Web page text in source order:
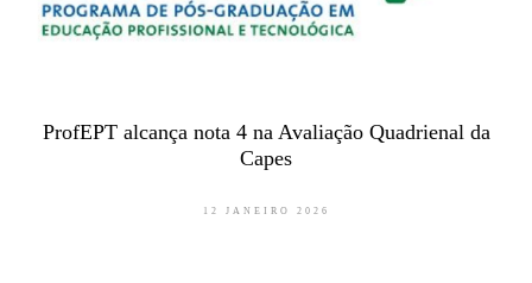
ProfEPT alcança nota 4 na Avaliação Quadrienal da
Capes
12 JANEIRO 2026